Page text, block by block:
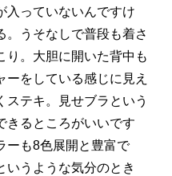
入っていないんですけ
。うそなしで普段も着さ
り。大胆に開いた背中も
をしている感じに見え
ステキ。見せブラという
きるところがいいです
ーも8色展開と豊富で
いうような気分のとき